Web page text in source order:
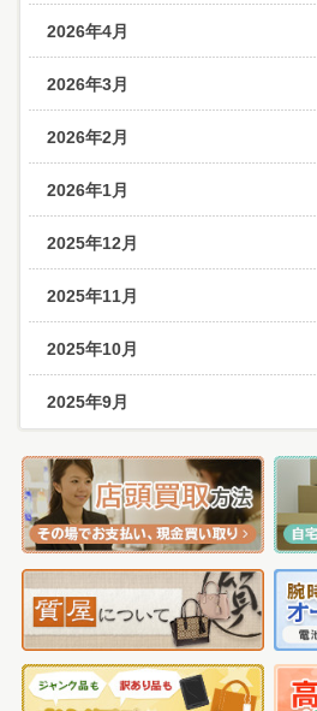
2026年4月
2026年3月
2026年2月
2026年1月
2025年12月
2025年11月
2025年10月
2025年9月